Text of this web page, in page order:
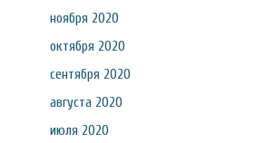
ноября 2020
октября 2020
сентября 2020
августа 2020
июля 2020